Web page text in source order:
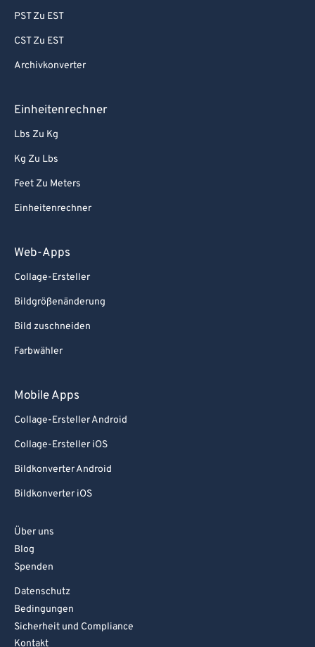
PST Zu EST
CST Zu EST
Archivkonverter
Einheitenrechner
Lbs Zu Kg
Kg Zu Lbs
Feet Zu Meters
Einheitenrechner
Web-Apps
Collage-Ersteller
Bildgrößenänderung
Bild zuschneiden
Farbwähler
Mobile Apps
Collage-Ersteller Android
Collage-Ersteller iOS
Bildkonverter Android
Bildkonverter iOS
Über uns
Blog
Spenden
Datenschutz
Bedingungen
Sicherheit und Compliance
Kontakt